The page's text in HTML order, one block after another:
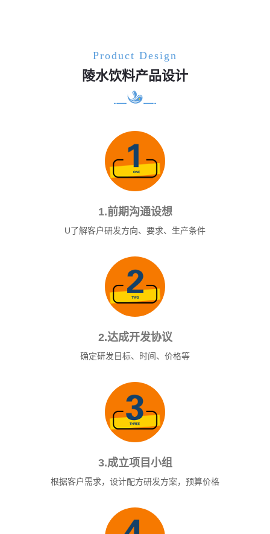
Product Design
陵水饮料产品设计
1.前期沟通设想
U了解客户研发方向、要求、生产条件
2.达成开发协议
确定研发目标、时间、价格等
3.成立项目小组
根据客户需求，设计配方研发方案，预算价格